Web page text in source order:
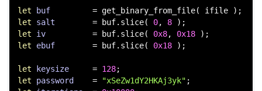
let buf =
let
salt = buf.slice( 0, 8
let
iv = buf.slice( 0x8, 0x18
let
ebuf = buf.slice( 0x18 );
let keysize = 128
let
password = "xSeZw1dY2HKAj3yk"